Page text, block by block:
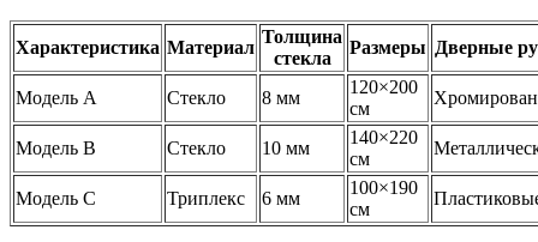
Характеристика Материал
Толщина
стекла
Размеры Дверные
Модель A Стекло 8 мм
120×200
см
Модель B Стекло 10 мм
140×220
см
Модель C Триплекс 6 мм
100×190
см